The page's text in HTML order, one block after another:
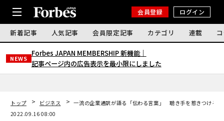
会員登録 ログイン
新着記事 人気記事 会員限定記事 カテゴリ 連載
NEWS
Forbes JAPAN MEMBERSHIP 新機能｜
記事ページ内の広告表示を最小限にしました
トップ ビジネス
一流の企業通訳が語る「伝わる言葉」 聴き手を惹きつけるコ
2022.09.16 08:00